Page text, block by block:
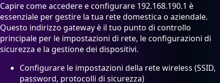
Capire come accedere e configurare 192.168.190.1 è
essenziale per gestire la tua rete domestica o aziendale.
Questo indirizzo gateway è il tuo punto di controllo
principale per le impostazioni di rete, le configurazioni di
sicurezza e la gestione dei dispositivi.
Configurare le impostazioni della rete wireless (SSID,
password, protocolli di sicurezza)